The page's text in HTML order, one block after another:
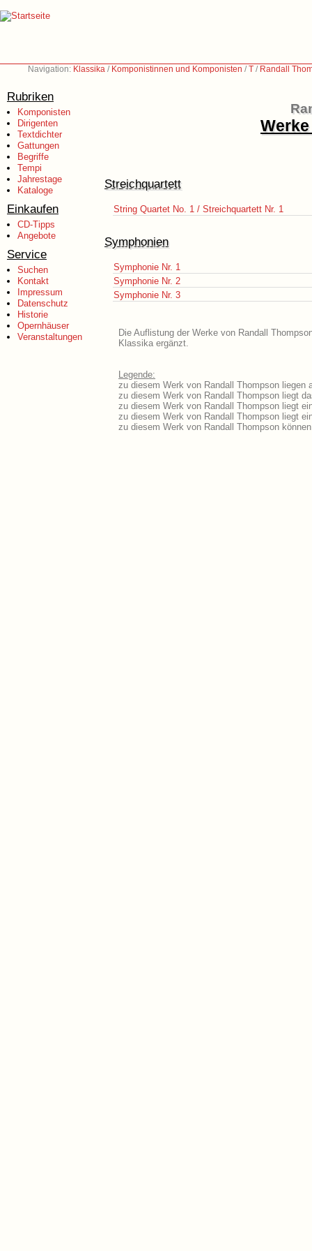
Navigation: Klassika / Komponistinnen und Komponisten /T / Randall
Rubriken
Komponisten
Dirigenten
Textdichter
Gattungen
Begriffe
Tempi
Jahrestage
Kataloge
Einkaufen
CD-Tipps
Angebote
Service
Suchen
Kontakt
Impressum
Datenschutz
Historie
Opernhäuser
Veranstaltungen
Streichquartett
String Quartet No. 1 / Streichquartett Nr. 1
Symphonien
Symphonie Nr. 1
Symphonie Nr. 2
Symphonie Nr. 3
Die Auflistung der Werke von Randall
Klassika ergänzt.
Legende:
zu diesem Werk von Randall Thompson liegen
zu diesem Werk von Randall Thompson liegt
zu diesem Werk von Randall Thompson liegt
zu diesem Werk von Randall Thompson liegt
zu diesem Werk von Randall Thompson